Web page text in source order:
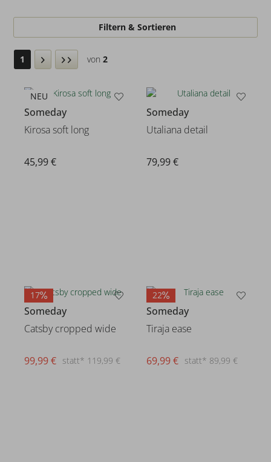
Filtern & Sortieren
1 von2
NEU
Someday
Kirosa soft long
45,99 €
Someday
Utaliana detail
79,99 €
17
Someday
Catsby cropped wide
statt* 119,99 €
99,99 €
22
Someday
Tiraja ease
statt* 89,99 €
69,99 €